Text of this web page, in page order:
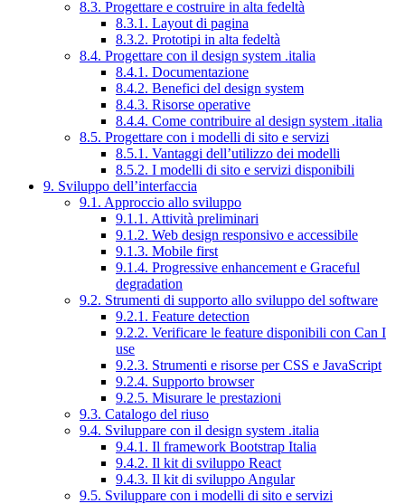
8.3. Progettare e costruire in alta fedeltà
8.3.1. Layout di pagina
8.3.2. Prototipi in alta fedeltà
8.4. Progettare con il design system .italia
8.4.1. Documentazione
8.4.2. Benefici del design system
8.4.3. Risorse operative
8.4.4. Come contribuire al design system .italia
8.5. Progettare con i modelli di sito e servizi
8.5.1. Vantaggi dell’utilizzo dei modelli
8.5.2. I modelli di sito e servizi disponibili
9. Sviluppo dell’interfaccia
9.1. Approccio allo sviluppo
9.1.1. Attività preliminari
9.1.2. Web design responsivo e accessibile
9.1.3. Mobile first
9.1.4. Progressive enhancement e Graceful
degradation
9.2. Strumenti di supporto allo sviluppo del software
9.2.1. Feature detection
9.2.2. Verificare le feature disponibili con Can I
use
9.2.3. Strumenti e risorse per CSS e JavaScript
9.2.4. Supporto browser
9.2.5. Misurare le prestazioni
9.3. Catalogo del riuso
9.4. Sviluppare con il design system .italia
9.4.1. Il framework Bootstrap Italia
9.4.2. Il kit di sviluppo React
9.4.3. Il kit di sviluppo Angular
9.5. Sviluppare con i modelli di sito e servizi